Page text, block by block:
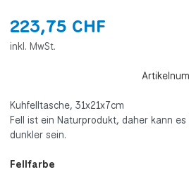
223,75 CHF
inkl. MwSt.
Kuhfelltasche, 31x21x7cm
Fell ist ein Naturprodukt, daher kann
dunkler sein.
Fellfarbe